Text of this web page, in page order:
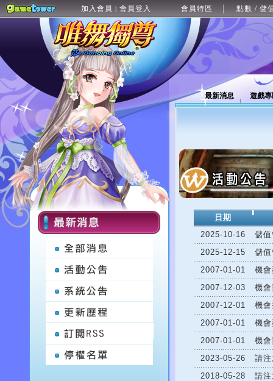
加入會員 | 會員登入 會員特區 點數 / 儲
最新消息 遊戲
日期
2025-10-16
儲
2025-12-15
儲
2007-01-01
機
2007-12-03
機
2007-12-01
機
2007-01-01
機
2007-01-01
機
2023-05-26
請
2018-05-28
請